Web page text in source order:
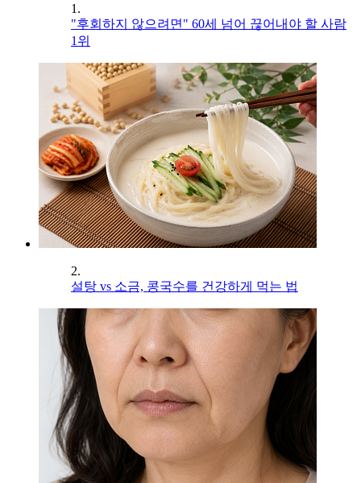
1.
"후회하지 않으려면" 60세 넘어 끊어내야 할 사람
1위
2.
설탕 vs 소금, 콩국수를 건강하게 먹는 법